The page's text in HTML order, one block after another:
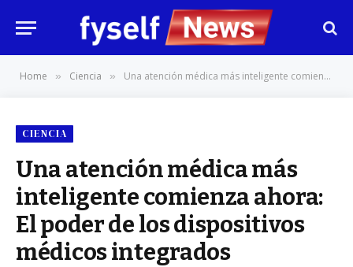
Home » Ciencia » Una atención médica más inteligente comienza ahora: El poder de los dispositivos médicos integrados
CIENCIA
Una atención médica más
inteligente comienza ahora:
El poder de los dispositivos
médicos integrados